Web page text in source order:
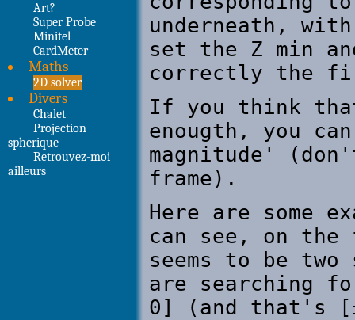
Art?
Super Probe
Minitel
CardMeter
Maths
2D solver
Divers
Chalet
Projection
spherique
Retrouvez-moi
ailleurs